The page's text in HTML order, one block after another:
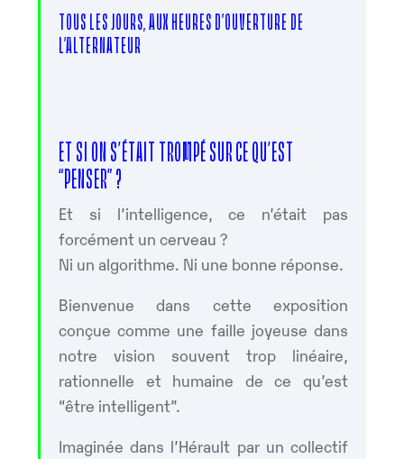
TOUS LES JOURS, AUX HEURES D’OUVERTURE DE
L’ALTERNATEUR
ET SI ON S’ÉTAIT TROMPÉ SUR CE QU’EST
“PENSER” ?
Et si l’intelligence, ce n’était pas
forcément un cerveau ?
Ni un algorithme. Ni une bonne réponse.
Bienvenue dans cette exposition
conçue comme une faille joyeuse dans
notre vision souvent trop linéaire,
rationnelle et humaine de ce qu’est
“être intelligent”.
Imaginée dans l’Hérault par un collectif